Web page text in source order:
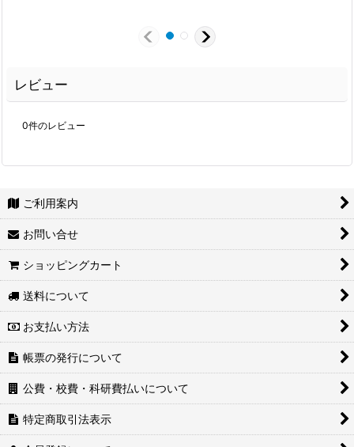
レビュー
0件のレビュー
ご利用案内
お問い合せ
ショッピングカート
送料について
お支払い方法
帳票の発行について
公費・校費・科研費払いについて
特定商取引法表示